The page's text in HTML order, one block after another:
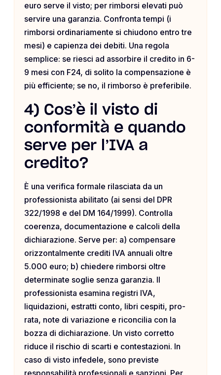
euro serve il visto; per rimborsi elevati può
servire una garanzia. Confronta tempi (i
rimborsi ordinariamente si chiudono entro tre
mesi) e capienza dei debiti. Una regola
semplice: se riesci ad assorbire il credito in 6-
9 mesi con F24, di solito la compensazione è
più efficiente; se no, il rimborso è preferibile.
4) Cos’è il visto di
conformità e quando
serve per l’IVA a
credito?
È una verifica formale rilasciata da un
professionista abilitato (ai sensi del DPR
322/1998 e del DM 164/1999). Controlla
coerenza, documentazione e calcoli della
dichiarazione. Serve per: a) compensare
orizzontalmente crediti IVA annuali oltre
5.000 euro; b) chiedere rimborsi oltre
determinate soglie senza garanzia. Il
professionista esamina registri IVA,
liquidazioni, estratti conto, libri cespiti, pro-
rata, note di variazione e riconcilia con la
bozza di dichiarazione. Un visto corretto
riduce il rischio di scarti e contestazioni. In
caso di visto infedele, sono previste
responsabilità professionali e sanzioni. Per